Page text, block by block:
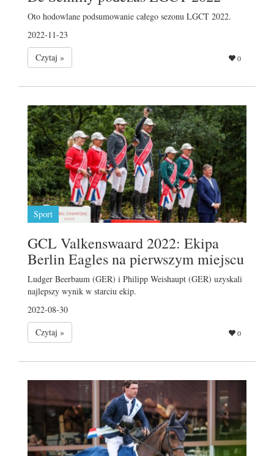
Oto hodowlane podsumowanie całego sezonu LGCT 2022.
2022-11-23
Czytaj »
0
Sport
GCL Valkenswaard 2022: Ekipa
Berlin Eagles na pierwszym miejscu
Ludger Beerbaum (GER) i Philipp Weishaupt (GER) uzyskali
najlepszy wynik w starciu ekip.
2022-08-30
Czytaj »
0